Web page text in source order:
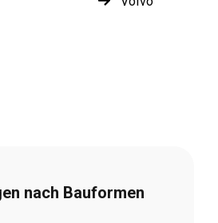
nach Bauformen